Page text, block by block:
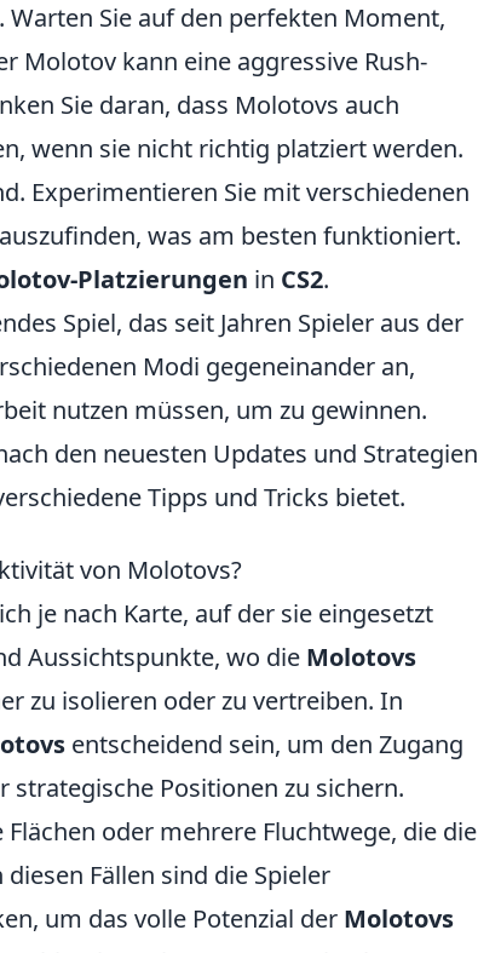
Sie auf den perfekten Moment,
Molotov kann eine aggressive Rush-
Sie daran, dass Molotovs auch
wenn sie nicht richtig platziert werden.
Experimentieren Sie mit verschiedenen
was am besten funktioniert.
Platzierungen in CS2.
Spiel, das seit Jahren Spieler aus der
Modi gegeneinander an,
nutzen müssen, um zu gewinnen.
den neuesten Updates und Strategien
Tipps und Tricks bietet.
von Molotovs?
je nach Karte, auf der sie eingesetzt
Aussichtspunkte, wo die Molotovs
zu isolieren oder zu vertreiben. In
entscheidend sein, um den Zugang
Positionen zu sichern.
oder mehrere Fluchtwege, die die
Fällen sind die Spieler
um das volle Potenzial der Molotovs